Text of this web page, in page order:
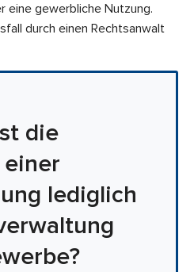
eine gewerbliche Nutzung.
durch einen Rechtsanwalt
die
lediglich